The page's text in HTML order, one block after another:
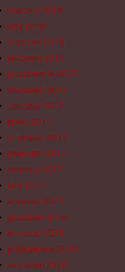
marzec 2018
luty 2018
styczeń 2018
listopad 2017
październik 2017
wrzesień 2017
sierpień 2017
lipiec 2017
czerwiec 2017
kwiecień 2017
marzec 2017
luty 2017
styczeń 2017
grudzień 2016
listopad 2016
październik 2016
wrzesień 2016